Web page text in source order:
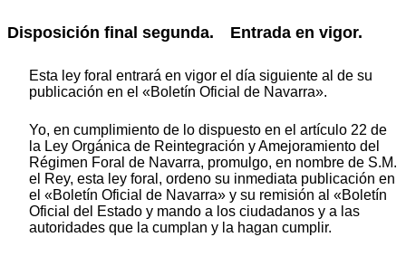
Disposición final segunda. Entrada en vigor.
Esta ley foral entrará en vigor el día siguiente al de su
publicación en el «Boletín Oficial de Navarra».
Yo, en cumplimiento de lo dispuesto en el artículo 22 de
la Ley Orgánica de Reintegración y Amejoramiento del
Régimen Foral de Navarra, promulgo, en nombre de S.M.
el Rey, esta ley foral, ordeno su inmediata publicación en
el «Boletín Oficial de Navarra» y su remisión al «Boletín
Oficial del Estado y mando a los ciudadanos y a las
autoridades que la cumplan y la hagan cumplir.